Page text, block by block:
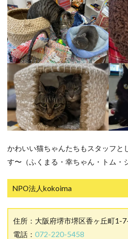
かわいい猫ちゃんたちもスタッフと
す〜（ふくまる・幸ちゃん・トム・
NPO法人kokoima
住所：大阪府堺市堺区香ヶ丘町1-
電話： 072-220-5458